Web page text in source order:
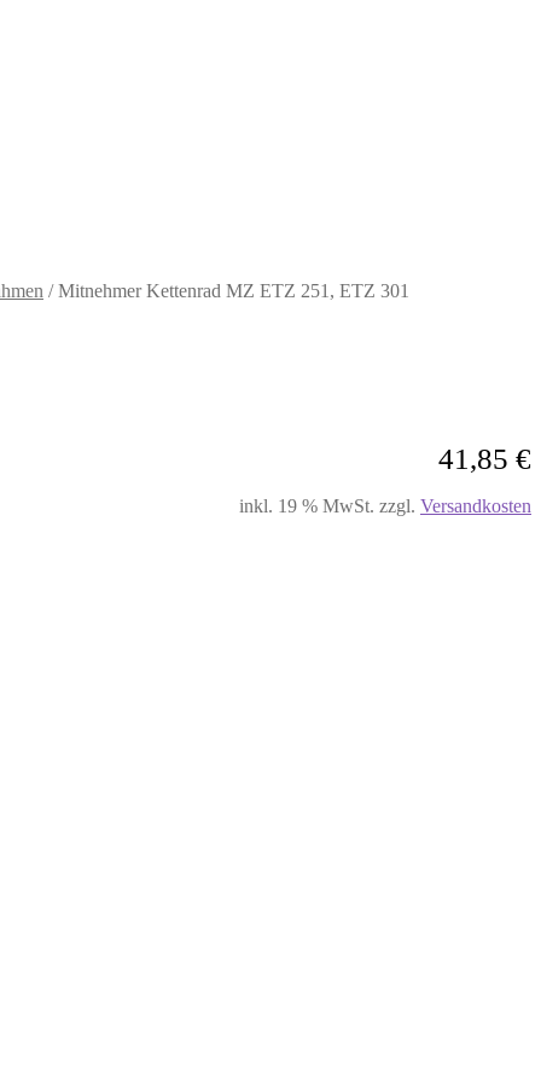
/Mitnehmer Kettenrad MZ ETZ 251, ETZ 301
41,85 €
inkl. 19 % MwSt. zzgl. Versandkosten